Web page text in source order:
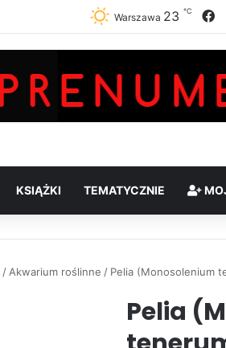
Warszawa 23 ℃
KSIĄŻKI TEMATYCZNIE
/ Akwarium roślinne / Pelia (Monosolenium
Pelia